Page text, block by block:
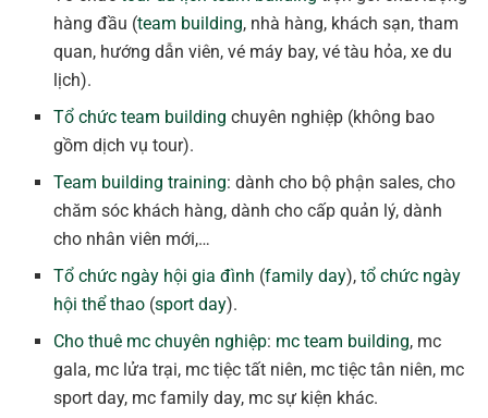
hàng đầu (team building, nhà hàng, khách sạn, tham
quan, hướng dẫn viên, vé máy bay, vé tàu hỏa, xe du
lịch).
Tổ chức team building chuyên nghiệp (không bao
gồm dịch vụ tour).
Team building training: dành cho bộ phận sales, cho
chăm sóc khách hàng, dành cho cấp quản lý, dành
cho nhân viên mới,…
Tổ chức ngày hội gia đình (family day),tổ chức ngày
hội thể thao (sport day).
Cho thuê mc chuyên nghiệp: mc team building, mc
gala, mc lửa trại, mc tiệc tất niên, mc tiệc tân niên, mc
sport day, mc family day, mc sự kiện khác.